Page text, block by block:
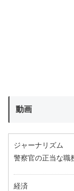
動画
ジャーナリズム
警察官の正当な職
経済